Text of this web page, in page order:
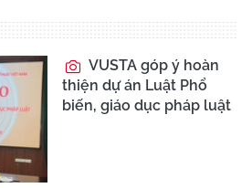
VUSTA góp ý hoàn
thiện dự án Luật Phổ
biến, giáo dục pháp luật